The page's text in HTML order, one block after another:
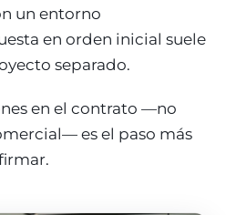
un entorno
en orden inicial suele
separado.
en el contrato —no
es el paso más